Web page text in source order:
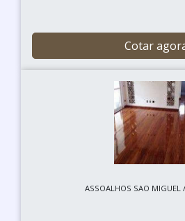
Cotar
ASSOALHOS SAO MIGUEL